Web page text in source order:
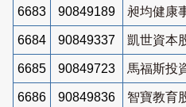
6683 90849189 昶均健康
6684 90849337 凱世資本
6685 90849723 馬福斯投
6686 90849836 智寶教育